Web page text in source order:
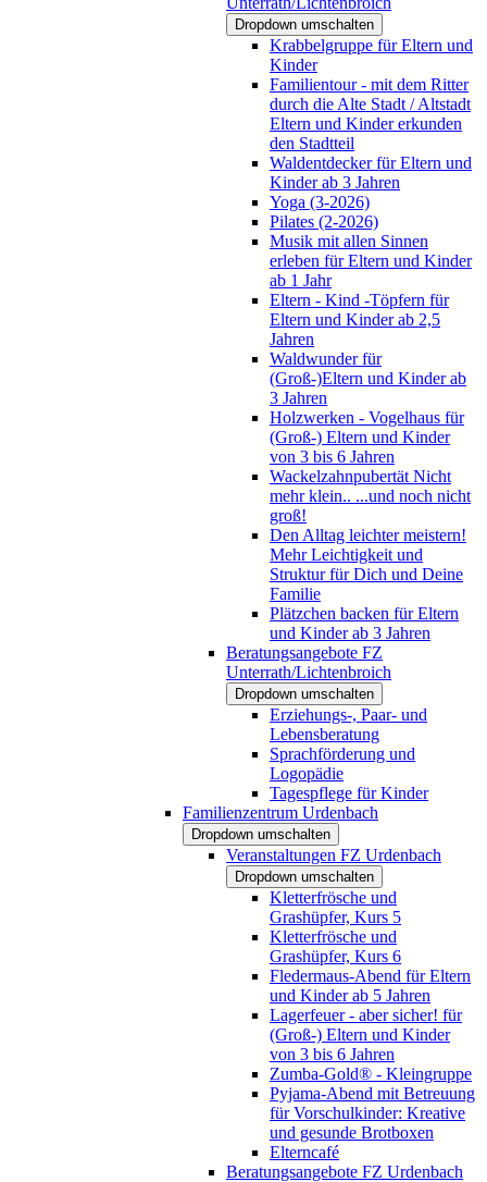
Dropdown umschalten
Krabbelgruppe für Eltern und
Kinder
Familientour - mit dem Ritter
durch die Alte Stadt / Altstadt
Eltern und Kinder erkunden
den Stadtteil
Waldentdecker für Eltern und
Kinder ab 3 Jahren
Yoga (3-2026)
Pilates (2-2026)
Musik mit allen Sinnen
erleben für Eltern und Kinder
ab 1 Jahr
Eltern - Kind -Töpfern für
Eltern und Kinder ab 2,5
Jahren
Waldwunder für
(Groß-)Eltern und Kinder ab
3 Jahren
Holzwerken - Vogelhaus für
(Groß-) Eltern und Kinder
von 3 bis 6 Jahren
Wackelzahnpubertät Nicht
mehr klein.. ...und noch nicht
groß!
Den Alltag leichter meistern!
Mehr Leichtigkeit und
Struktur für Dich und Deine
Familie
Plätzchen backen für Eltern
und Kinder ab 3 Jahren
Beratungsangebote FZ
Unterrath/Lichtenbroich
Dropdown umschalten
Erziehungs-, Paar- und
Lebensberatung
Sprachförderung und
Logopädie
Tagespflege für Kinder
Familienzentrum Urdenbach
Dropdown umschalten
Veranstaltungen FZ Urdenbach
Dropdown umschalten
Kletterfrösche und
Grashüpfer, Kurs 5
Kletterfrösche und
Grashüpfer, Kurs 6
Fledermaus-Abend für Eltern
und Kinder ab 5 Jahren
Lagerfeuer - aber sicher! für
(Groß-) Eltern und Kinder
von 3 bis 6 Jahren
Zumba-Gold® - Kleingruppe
Pyjama-Abend mit Betreuung
für Vorschulkinder: Kreative
und gesunde Brotboxen
Elterncafé
Beratungsangebote FZ Urdenbach